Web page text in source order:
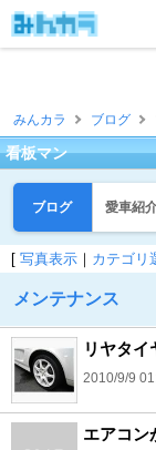
みんカラ ブログ
看板マン
ブログ 愛車紹
[ 写真表示 ｜ カテゴリ
メンテナンス
リヤタイ
2010/9/9
エアコン